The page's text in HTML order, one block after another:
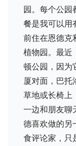
园。每个公园
餐是我可以用
前住在恩德克
植物园。最近
顿公园，因为
厦对面，巴托
草地或长椅上
一边和朋友聊
德喜欢做的另
食评论家，只